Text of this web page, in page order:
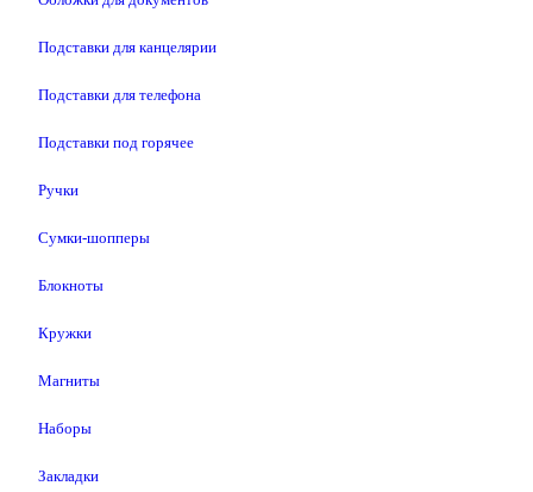
Подставки для канцелярии
Подставки для телефона
Подставки под горячее
Ручки
Сумки-шопперы
Блокноты
Кружки
Магниты
Наборы
Закладки